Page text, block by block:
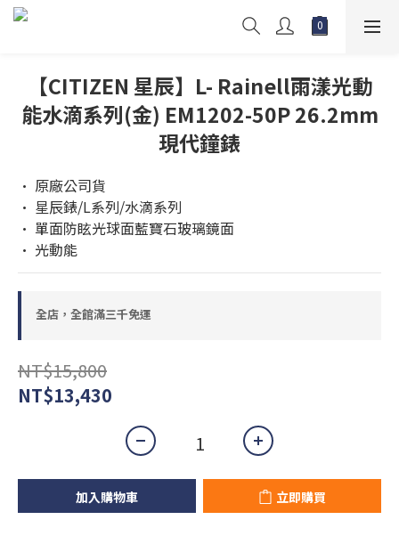
【CITIZEN 星辰】L- Rainell雨漾光動
能水滴系列(金) EM1202-50P 26.2mm
現代鐘錶
• 原廠公司貨
• 星辰錶/L系列/水滴系列
• 單面防眩光球面藍寶石玻璃鏡面
• 光動能
全店，全館滿三千免運
NT$15,800
NT$13,430
加入購物車 立即購買